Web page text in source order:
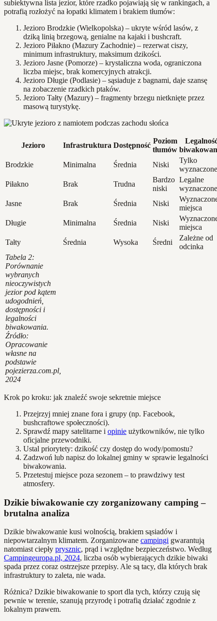
subiektywna lista jezior, które rzadko pojawiają się w rankingach, a
potrafią rozłożyć na łopatki klimatem i brakiem tłumów:
Jezioro Brodzkie (Wielkopolska) – ukryte wśród lasów, z
dziką linią brzegową, genialne na kajaki i bushcraft.
Jezioro Piłakno (Mazury Zachodnie) – rezerwat ciszy,
minimum infrastruktury, maksimum dzikości.
Jezioro Jasne (Pomorze) – krystaliczna woda, ograniczona
liczba miejsc, brak komercyjnych atrakcji.
Jezioro Długie (Podlasie) – sąsiaduje z bagnami, daje szansę
na zobaczenie rzadkich ptaków.
Jezioro Tałty (Mazury) – fragmenty brzegu nietknięte przez
masową turystykę.
Jezioro Infrastruktura Dostępność
Poziom
tłumów
Brodzkie
Minimalna Średnia Niski
Tylko
wyznaczone
Piłakno
Brak Trudna
Bardzo
niski
Legalne
wyznaczone
Jasne
Brak Średnia Niski
miejsca
Długie
Minimalna Średnia Niski
miejsca
Tałty
Średnia Wysoka Średni
Zależne od
odcinka
Tabela 2:
Porównanie
wybranych
nieoczywistych
jezior pod kątem
udogodnień,
dostępności i
legalności
biwakowania.
Źródło:
Opracowanie
własne na
podstawie
pojezierza.com.pl,
2024
Krok po kroku: jak znaleźć swoje sekretnie miejsce
Przejrzyj mniej znane fora i grupy (np. Facebook,
bushcraftowe społeczności).
Sprawdź mapy satelitarne i opinie użytkowników, nie tylko
oficjalne przewodniki.
Ustal priorytety: dzikość czy dostęp do wody/pomostu?
Zadzwoń lub napisz do lokalnej gminy w sprawie legalności
biwakowania.
Przetestuj miejsce poza sezonem – to prawdziwy test
atmosfery.
Dzikie biwakowanie czy zorganizowany camping –
brutalna analiza
Dzikie biwakowanie kusi wolnością, brakiem sąsiadów i
niepowtarzalnym klimatem. Zorganizowane campingi gwarantują
natomiast ciepły prysznic, prąd i względne bezpieczeństwo. Według
Campingeuropa.pl, 2024, liczba osób wybierających dzikie biwaki
spada przez coraz ostrzejsze przepisy. Ale są tacy, dla których brak
infrastruktury to zaleta, nie wada.
Różnica? Dzikie biwakowanie to sport dla tych, którzy czują się
pewnie w terenie, szanują przyrodę i potrafią działać zgodnie z
lokalnym prawem.